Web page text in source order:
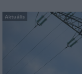
Aktuális